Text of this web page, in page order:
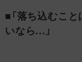
■「落ち込むこ
いなら...」